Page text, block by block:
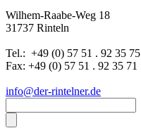
Wilhem-Raabe-Weg 18
31737 Rinteln
Tel.: +49 (0) 57 51 . 92 35 75
Fax: +49 (0) 57 51 . 92 35 71
info@der-rintelner.de